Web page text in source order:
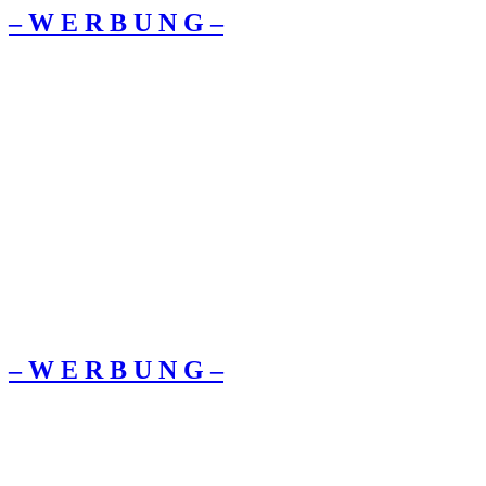
– W Ε R Β U Ν G –
– W Ε R Β U Ν G –